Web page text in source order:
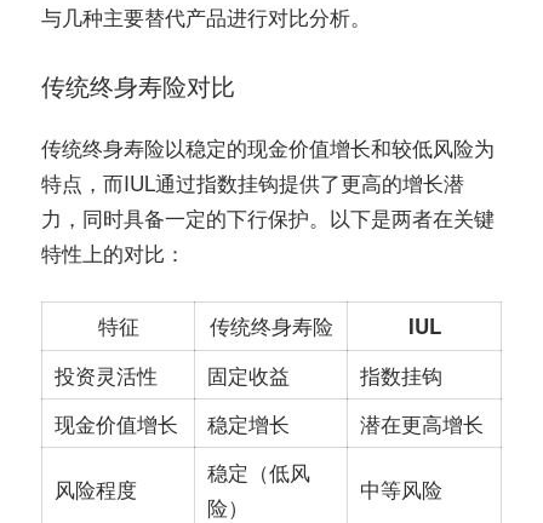
与几种主要替代产品进行对比分析。
传统终身寿险对比
传统终身寿险以稳定的现金价值增长和较低风险为
特点，而IUL通过指数挂钩提供了更高的增长潜
力，同时具备一定的下行保护。以下是两者在关键
特性上的对比：
特征 传统终身寿险 IUL
投资灵活性 固定收益
指数挂钩
现金价值增长
稳定增长 潜在更高增长
风险程度
稳定（低风
险）
中等风险